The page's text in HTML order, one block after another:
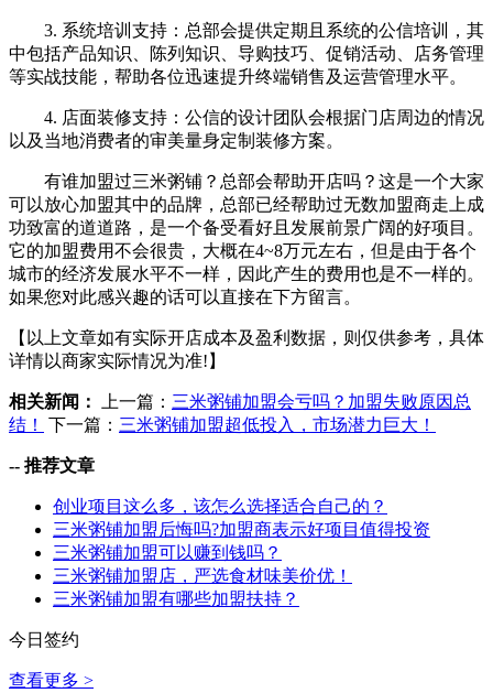
3. 系统培训支持：总部会提供定期且系统的公信培训，其
中包括产品知识、陈列知识、导购技巧、促销活动、店务管理
等实战技能，帮助各位迅速提升终端销售及运营管理水平。
4. 店面装修支持：公信的设计团队会根据门店周边的情况
以及当地消费者的审美量身定制装修方案。
有谁加盟过三米粥铺？总部会帮助开店吗？这是一个大家
可以放心加盟其中的品牌，总部已经帮助过无数加盟商走上成
功致富的道道路，是一个备受看好且发展前景广阔的好项目。
它的加盟费用不会很贵，大概在4~8万元左右，但是由于各个
城市的经济发展水平不一样，因此产生的费用也是不一样的。
如果您对此感兴趣的话可以直接在下方留言。
【以上文章如有实际开店成本及盈利数据，则仅供参考，具体
详情以商家实际情况为准!】
相关新闻： 上一篇： 三米粥铺加盟会亏吗？加盟失败原因总
结！
下一篇： 三米粥铺加盟超低投入，市场潜力巨大！
-- 推荐文章
创业项目这么多，该怎么选择适合自己的？
三米粥铺加盟后悔吗?加盟商表示好项目值得投资
三米粥铺加盟可以赚到钱吗？
三米粥铺加盟店，严选食材味美价优！
三米粥铺加盟有哪些加盟扶持？
今日签约
查看更多 >